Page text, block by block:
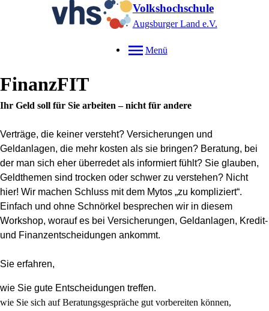
Volkshochschule
Augsburger Land e.V.
Menü
FinanzFIT
Ihr Geld soll für Sie arbeiten – nicht für andere
Verträge, die keiner versteht? Versicherungen und
Geldanlagen, die mehr kosten als sie bringen? Beratung, bei
der man sich eher überredet als informiert fühlt? Sie glauben,
Geldthemen sind trocken oder schwer zu verstehen? Nicht
hier! Wir machen Schluss mit dem Mytos „zu kompliziert“.
Einfach und ohne Schnörkel besprechen wir in diesem
Workshop, worauf es bei Versicherungen, Geldanlagen, Kredit-
und Finanzentscheidungen ankommt.
Sie erfahren,
wie Sie gute Entscheidungen treffen.
wie Sie sich auf Beratungsgespräche gut vorbereiten können,